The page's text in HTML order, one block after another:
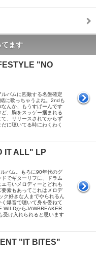
てます
"NO
バムに匹敵する名盤確定
に歌っちゃうよね。2ndも
んか、もうすげーんです
、胸をスッゲー掴まれる
、リリースされてからず
に聴いてる時にわくわく
IT ALL" LP
バム。もろに90年代のグ
でギターリフに、ドラム
モいメロディーとどれも
素もあってこれはメロデ
ク好きな人までやられるん
爆音で聴いて身を委ねて
WILDからJAWBREAKER
受け入れられると思います
"IT BITES"